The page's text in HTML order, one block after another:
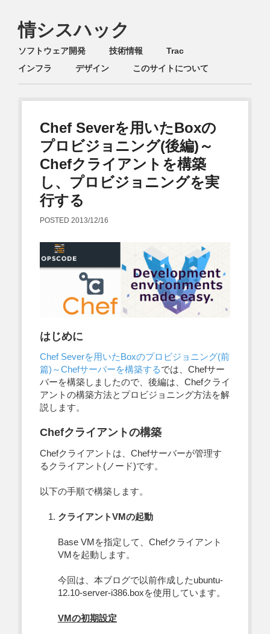
情シスハック
Main menu
Skip
to
content
ソフトウェア開発 技術情報
Trac
インフラ
デザイン このサイトについて
Chef Severを用いたBoxの
プロビジョニング(後編)～
Chefクライアントを構築
し、プロビジョニングを実
行する
POSTED 2013/12/16
はじめに
Chef Severを用いたBoxのプロビジョニング(前
篇)～Chefサーバーを構築するでは、Chefサー
バーを構築しましたので、後編は、Chefクライ
アントの構築方法とプロビジョニング方法を解
説します。
Chefクライアントの構築
Chefクライアントは、Chefサーバーが管理す
るクライアント(ノード)です。
以下の手順で構築します。
クライアントVMの起動
Base VMを指定して、Chefクライアント
VMを起動します。
今回は、本ブログで以前作成したubuntu-
12.10-server-i386.boxを使用しています。
VMの初期設定